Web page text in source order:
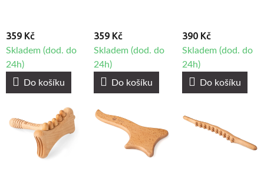
359 Kč
Skladem (dod. do
24h)
Do košíku
359 Kč
Skladem (dod. do
24h)
Do košíku
390 Kč
Skladem (dod. do
24h)
Do košíku